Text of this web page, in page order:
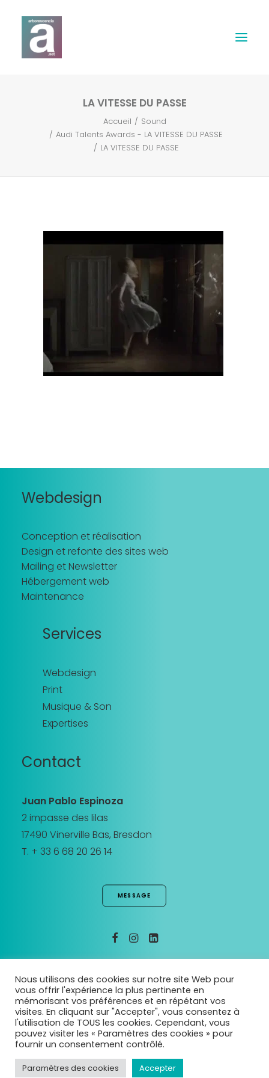
Expertises
Webdesign
LA VITESSE DU PASSE
Accueil
Sound
Audi Talents Awards - LA VITESSE DU PASSE
LA VITESSE DU PASSE
Webdesign
Conception et réalisation
Design et refonte des sites web
Mailing et Newsletter
Hébergement web
Maintenance
Services
Webdesign
Print
Musique & Son
Expertises
Contact
Juan Pablo Espinoza
2 impasse des lilas
17490 Vinerville Bas, Bresdon
T. + 33 6 68 20 26 14
MESSAGE
MENTIONS LEGALES
© 2026 arborescencia. | Tous droits réservés.
Nous utilisons des cookies sur notre site Web pour
vous offrir l'expérience la plus pertinente en
mémorisant vos préférences et en répétant vos
visites. En cliquant sur "Accepter", vous consentez à
l'utilisation de TOUS les cookies. Cependant, vous
pouvez visiter les « Paramètres des cookies » pour
fournir un consentement contrôlé.
Paramètres des cookies Accepter